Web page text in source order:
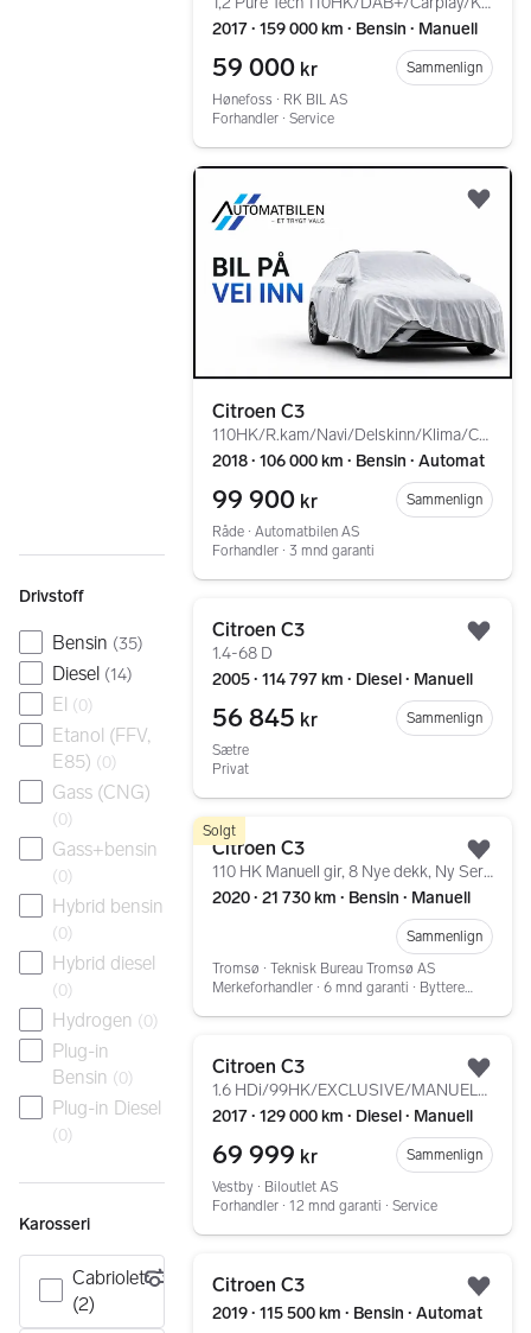
Drivstoff
Bensin (35)
Diesel (14)
El (0)
Etanol (FFV,
E85) (0)
Gass (CNG)
(0)
Gass+bensin
(0)
Hybrid bensin
(0)
Hybrid diesel
(0)
Hydrogen (0)
Plug-in
Bensin (0)
Plug-in Diesel
(0)
Karosseri
Cabriolet
(2)
2017 ∙ 159 000 km ∙ Bensin ∙ Manuell
59 000 kr
Sammenlign
Hønefoss ∙ RK BIL AS
Forhandler ∙ Service
Citroen C3
110HK/R.kam/Navi/Delskinn/Klima/Cruise/Bluetooth/USB
2018 ∙ 106 000 km ∙ Bensin ∙ Automat
99 900 kr
Sammenlign
Råde ∙ Automatbilen AS
Forhandler ∙ 3 mnd garanti
Gå til annonsen
Citroen C3
1.4-68 D
2005 ∙ 114 797 km ∙ Diesel ∙ Manuell
56 845 kr
Sammenlign
Sætre
Privat
Solgt
Citroen C3
110 HK Manuell gir, 8 Nye dekk, Ny Service og Regreim.
2020 ∙ 21 730 km ∙ Bensin ∙ Manuell
Sammenlign
Tromsø ∙ Teknisk Bureau Tromsø AS
Merkeforhandler ∙ 6 mnd garanti ∙ Bytterett ∙ Service ∙ Tilstandsrapport
Gå til annonsen
Citroen C3
1.6 HDi/99HK/EXCLUSIVE/MANUELL/SPORT/M.LINK/DAB/C.C/R.K
2017 ∙ 129 000 km ∙ Diesel ∙ Manuell
69 999 kr
Sammenlign
Vestby ∙ Biloutlet AS
Forhandler ∙ 12 mnd garanti ∙ Service
Citroen C3
2019 ∙ 115 500 km ∙ Bensin ∙ Automat